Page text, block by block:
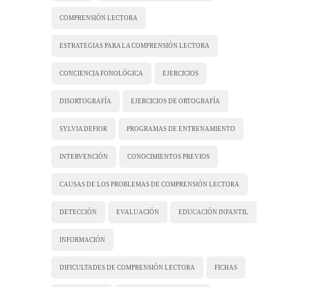
COMPRENSIÓN LECTORA
ESTRATEGIAS PARA LA COMPRENSIÓN LECTORA
CONCIENCIA FONOLÓGICA EJERCICIOS
DISORTOGRAFÍA EJERCICIOS DE ORTOGRAFÍA
SYLVIA DEFIOR PROGRAMAS DE ENTRENAMIENTO
INTERVENCIÓN CONOCIMIENTOS PREVIOS
CAUSAS DE LOS PROBLEMAS DE COMPRENSIÓN LECTORA
DETECCIÓN EVALUACIÓN EDUCACIÓN INFANTIL
INFORMACIÓN
DIFICULTADES DE COMPRENSIÓN LECTORA FICHAS